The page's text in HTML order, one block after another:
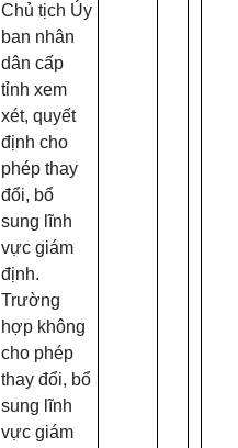
Chủ tịch Ủy
ban nhân
dân cấp
tỉnh xem
xét, quyết
định cho
phép thay
đổi, bổ
sung lĩnh
vực giám
định.
Trường
hợp không
cho phép
thay đổi, bổ
sung lĩnh
vực giám